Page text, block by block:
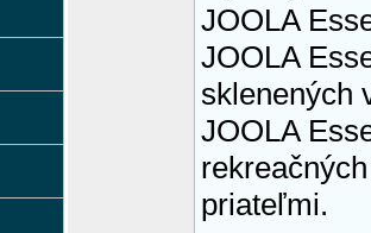
JOOLA
JOOLA
sklenených
JOOLA
priateľmi.